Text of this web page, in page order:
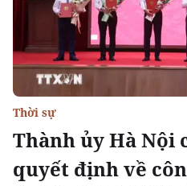
Thành ủy Hà Nội
quyết định về
Thời sự